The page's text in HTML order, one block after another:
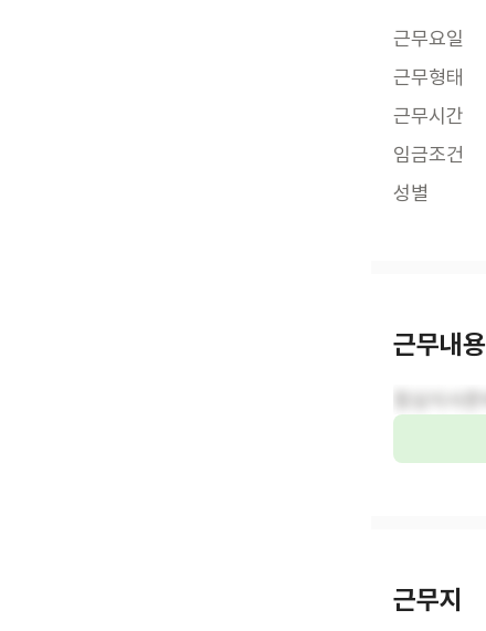
근무요일
근무형태
근무시간
임금조건
성별
근무내용
근무지